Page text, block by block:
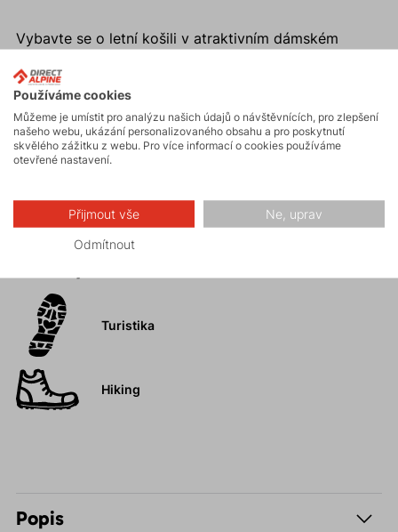
Vybavte se o letní košili v atraktivním dámském
designem z ní tvoří stálici tvého letního šatníku.
Pohodlný přiléhavý střih.
Ultralehký, strečový, rychleschnoucí materiál.
Turistika
Hiking
Popis
Používáme cookies
Můžeme je umístit pro analýzu našich údajů o návštěvnících, pro zlepšení
našeho webu, ukázání personalizovaného obsahu a pro poskytnutí
skvělého zážitku z webu. Pro více informací o cookies používáme
otevřené nastavení.
Přijmout vše Ne, uprav
Odmítnout